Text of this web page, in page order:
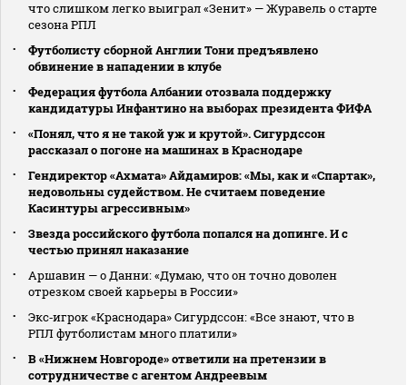
что слишком легко выиграл «Зенит» — Журавель о старте
сезона РПЛ
Футболисту сборной Англии Тони предъявлено
обвинение в нападении в клубе
Федерация футбола Албании отозвала поддержку
кандидатуры Инфантино на выборах президента ФИФА
«Понял, что я не такой уж и крутой». Сигурдссон
рассказал о погоне на машинах в Краснодаре
Гендиректор «Ахмата» Айдамиров: «Мы, как и «Спартак»,
недовольны судейством. Не считаем поведение
Касинтуры агрессивным»
Звезда российского футбола попался на допинге. И с
честью принял наказание
Аршавин — о Данни: «Думаю, что он точно доволен
отрезком своей карьеры в России»
Экс‑игрок «Краснодара» Сигурдссон: «Все знают, что в
РПЛ футболистам много платили»
В «Нижнем Новгороде» ответили на претензии в
сотрудничестве с агентом Андреевым